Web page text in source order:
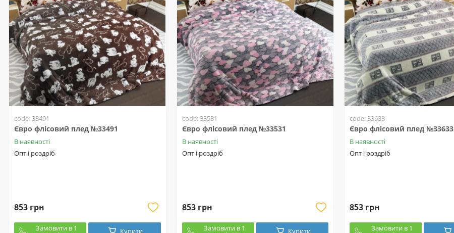
code: 33491
Євро флісовий плед №33491
В наявності
Опт і роздріб
853 грн
Замовити в 1 Купити
code: 33531
Євро флісовий плед №33531
В наявності
Опт і роздріб
853 грн
Замовити в 1 Купити
code: 33633
Євро флісовий плед №33633
В наявності
Опт і роздріб
853 грн
Замовити в 1